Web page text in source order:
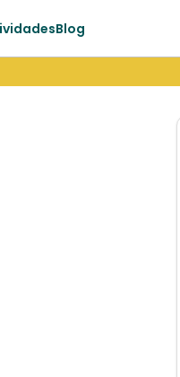
Blog